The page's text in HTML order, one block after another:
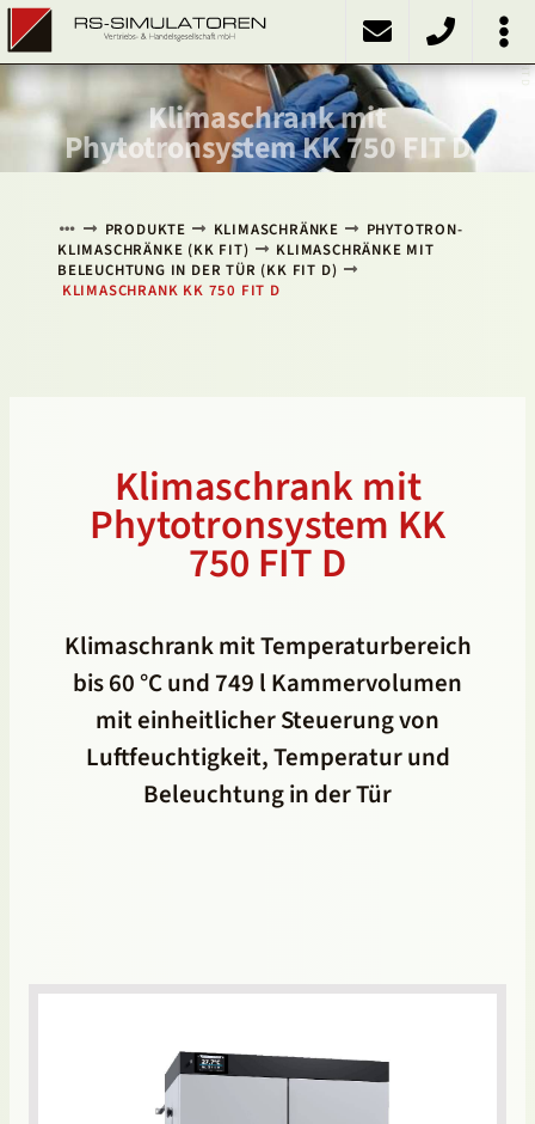
Klimaschrank mit
Phytotronsystem KK 750 FIT D
KK 750 FIT D
PRODUKTE KLIMASCHRÄNKE
PHYTOTRON-
KLIMASCHRÄNKE (KK FIT)
KLIMASCHRÄNKE MIT
BELEUCHTUNG IN DER TÜR (KK FIT D)
KLIMASCHRANK KK 750 FIT D
Klimaschrank mit
Phytotronsystem KK
750 FIT D
Klimaschrank mit Temperaturbereich
bis 60 °C und 749 l Kammervolumen
mit einheitlicher Steuerung von
Luftfeuchtigkeit, Temperatur und
Beleuchtung in der Tür
PRODUKTE
Kühlschränke
Kühlinkubatoren
Heizschränke
Klimaschränke
Sonstiges
ÜBER UNS
KONTAKT
NACH OBEN